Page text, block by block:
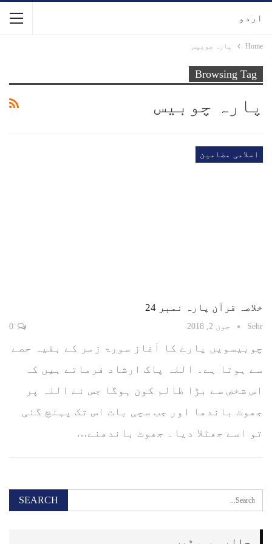
اردو
Home پارہ چوبیس
Browsing Tag
پارہ چوبیس
اسلامی مضامین
خلاصہ قرآن پارہ نمبر 24
Sehr جون 2, 2018
چوبیسویں پارے کا آغاز سورۃ زمر کے بقیہ حصے
سے ہوتا ہے۔ اللہ پاک ارشاد فرماتے ہیں کہ
اس شخص سے بڑا ظالم کون ہوگا جس نے اللہ پر
جھوٹ باندھا اور جب سچی بات اس تک پہنچ گئی
تو اسے جھٹلا دیا۔ جھوٹ باندھنے…